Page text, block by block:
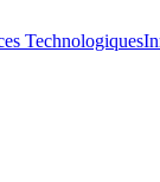
Technologiques